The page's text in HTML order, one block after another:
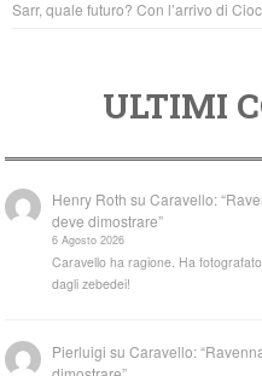
Sarr, quale futuro? Con l’arrivo di
ULTIMI
Henry Roth suCaravello:
deve dimostrare”
6 Agosto 2026
Caravello ha ragione. Ha
dagli zebedei!
Pierluigi suCaravello: